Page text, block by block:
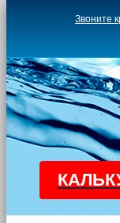
content
Звоните